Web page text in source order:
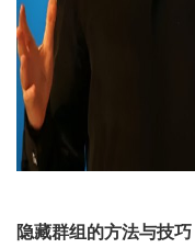
隐藏群组的方法与技巧